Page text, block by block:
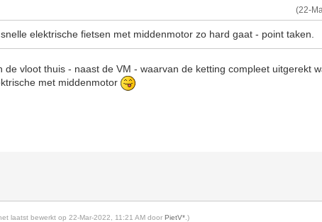
(22-
elektrische fietsen met middenmotor zo hard gaat - point taken.
de vloot thuis - naast de VM - waarvan de ketting compleet uitgerekt
met middenmotor
laatst bewerkt op 22-Mar-2022, 11:21 AM doorPietV* .)